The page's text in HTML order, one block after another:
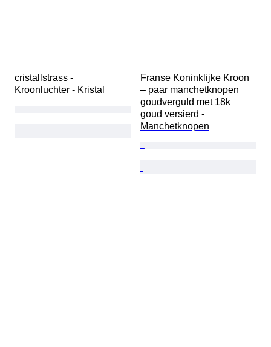
cristallstrass -
Kroonluchter - Kristal
Franse Koninklijke Kroon
– paar manchetknopen
goudverguld met 18k
goud versierd -
Manchetknopen